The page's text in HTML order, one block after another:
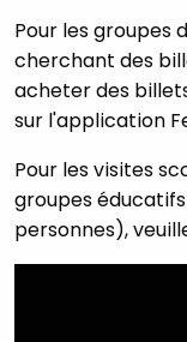
Pour les groupes
cherchant des
acheter des
sur l'application
Pour les visites
groupes
personnes),